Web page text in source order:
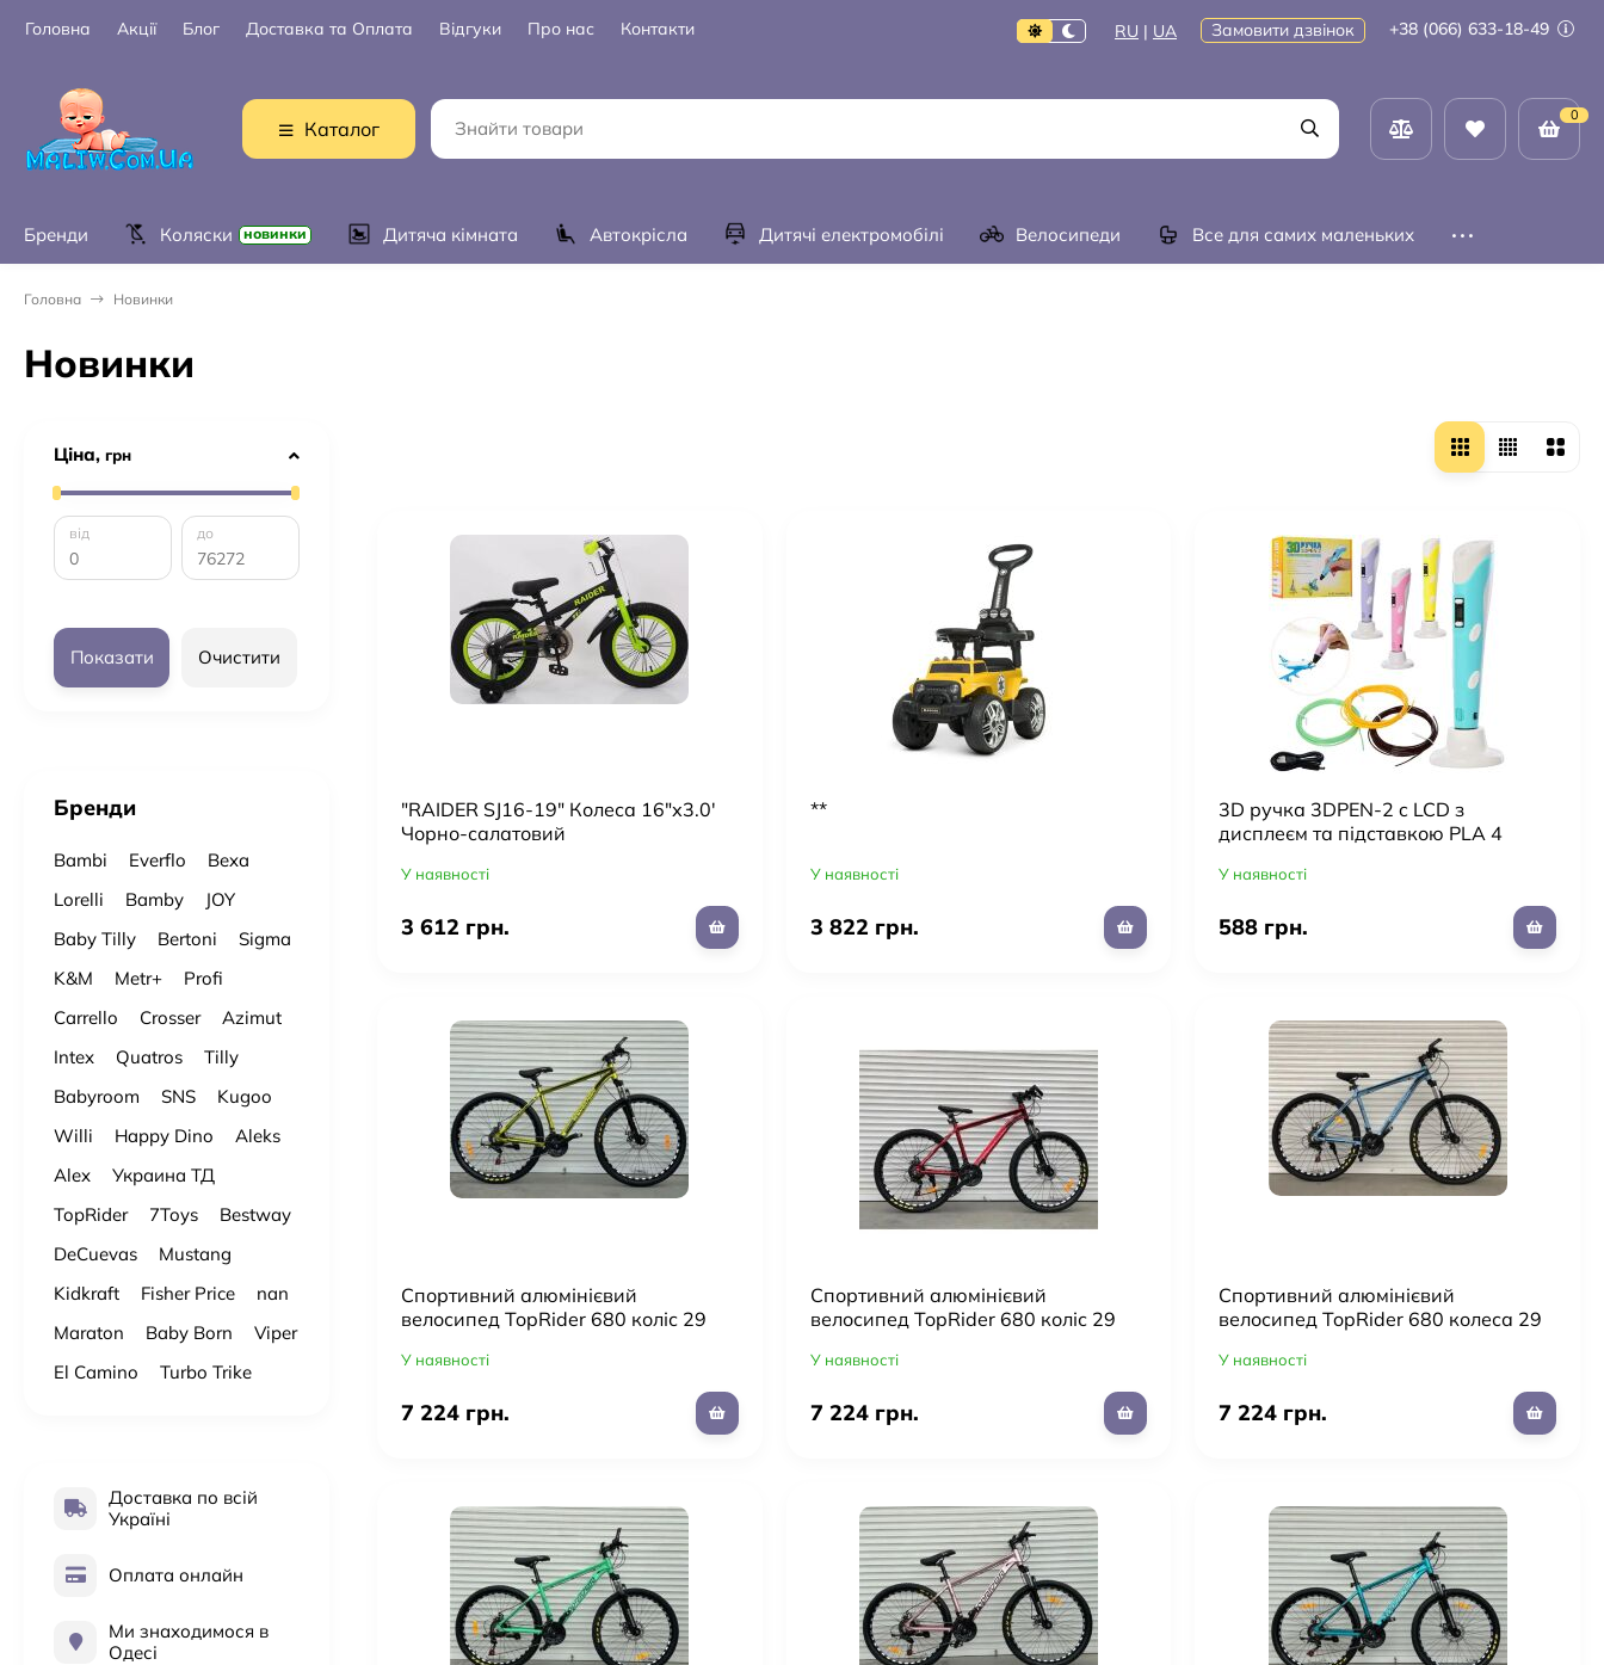
Головна Акції Блог Доставка та Оплата Відгуки Про нас Контакти RU | UA Замовити дзвінок +38 (066) 633-18-49
Каталог
0
Бренди Коляски новинки Дитяча кімната Автокрісла Дитячі електромобілі Велосипеди Все для самих маленьких
Головна Новинки
Новинки
"RAIDER SJ16-19" Колеса 16"х3.0'
Чорно-салатовий
У наявності
3 612 грн.
**
У наявності
3 822 грн.
3D ручка 3DPEN-2 c LCD з
дисплеєм та підставкою PLA 4
У наявності
588 грн.
Cпортивний алюмінієвий
велосипед TopRider 680 коліс 29
хакі
У наявності
7 224 грн.
Cпортивний алюмінієвий
велосипед TopRider 680 коліс 29
червоний
У наявності
7 224 грн.
Cпортивний алюмінієвий
велосипед TopRider 680 колеса 29
сірий
У наявності
7 224 грн.
Ціна, грн
від до
Показати Очистити
Бренди
Bambi Everflo
Bexa
Lorelli
Bamby
JOY
Baby Tilly
Bertoni
Sigma
K&M
Metr+
Profi
Carrello
Crosser
Azimut
Intex
Quatros
Tilly
Babyroom
SNS
Kugoo
Willi
Happy Dino
Aleks
Alex
Украина ТД
TopRider
7Toys
Bestway
DeCuevas
Mustang
Kidkraft
Fisher Price
nan
Maraton
Baby Born
Viper
El Camino
Turbo Trike
Доставка по всій
Україні
Оплата онлайн
Ми знаходимося в
Одесі